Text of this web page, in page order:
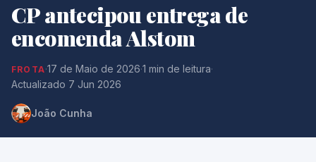
CP antecipou entrega de
encomenda Alstom
FROTA·17 de Maio de 2026·1 min de leitura·
Actualizado 7 Jun 2026
João Cunha